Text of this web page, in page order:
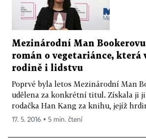
Mezinárodní Man
román o vegetariánce, která
rodině i lidstvu
Poprvé byla letos Mezinárodní Man
udělena za konkrétní titul. Získala ji
rodačka Han Kang za knihu, jejíž
17. 5. 2016 ▪ 5 min. čtení